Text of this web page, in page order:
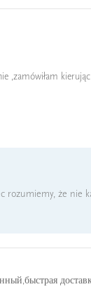
rozumiemy, że